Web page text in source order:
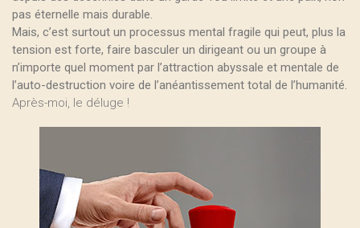
pas éternelle mais durable.
Mais, c’est surtout un processus mental fragile qui peut, plus la
tension est forte, faire basculer un dirigeant ou un groupe à
n’importe quel moment par l’attraction abyssale et mentale de
l’auto-destruction voire de l’anéantissement total de l’humanité.
Après-moi, le déluge !